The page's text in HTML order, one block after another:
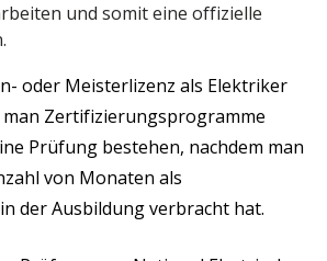
und somit eine offizielle
oder Meisterlizenz als Elektriker
Zertifizierungsprogramme
Prüfung bestehen, nachdem man
von Monaten als
der Ausbildung verbracht hat.